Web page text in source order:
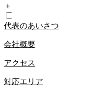
＋
代表のあいさつ
会社概要
アクセス
対応エリア